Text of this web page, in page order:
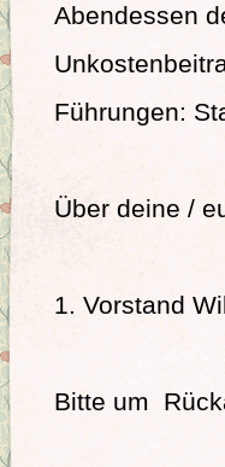
Abendessen
Führungen:
Über deine /
1. Vorstand
Bitte um